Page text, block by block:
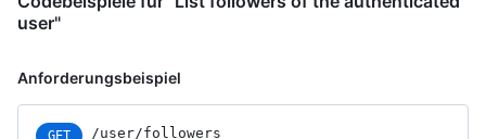
user"
Anforderungsbeispiel
/user/followers